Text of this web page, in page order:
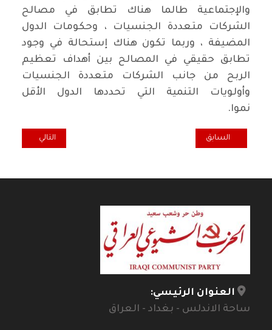
والإجتماعية طالما هناك تطابق في مصالح
الشركات متعددة الجنسيات ، وحكومات الدول
المضيفة ، وربما تكون هناك إستحالة في وجود
تطابق حقيقي في المصالح بين أهداف تعظيم
الربح من جانب الشركات متعددة الجنسيات
وأولويات التنمية التي تحددها الدول الأقل
نموا.
المقال السابق: ماذا وراء التعجيل بإعلان " خلو العراق من التلوث
السابق المقال التالي: نقابيون في تاريخ
التالي
العنوان الرئيسي:
ساحة الاندلس - بغداد - العراق